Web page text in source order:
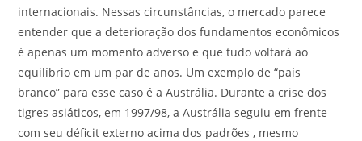
internacionais. Nessas circunstâncias, o mercado parece
entender que a deterioração dos fundamentos econômicos
é apenas um momento adverso e que tudo voltará ao
equilíbrio em um par de anos. Um exemplo de “país
branco” para esse caso é a Austrália. Durante a crise dos
tigres asiáticos, em 1997/98, a Austrália seguiu em frente
com seu déficit externo acima dos padrões , mesmo